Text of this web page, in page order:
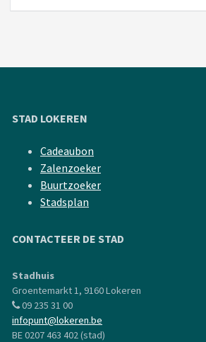
STAD LOKEREN
Cadeaubon
Zalenzoeker
Buurtzoeker
Stadsplan
CONTACTEER DE STAD
Stadhuis
Groentemarkt 1, 9160 Lokeren
09 235 31 00
infopunt@lokeren.be
BE 0207 463 402 (stad)